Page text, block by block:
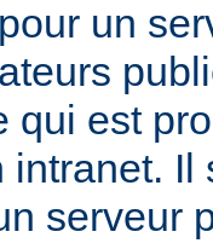
un
qui est
intranet. Il
serveur